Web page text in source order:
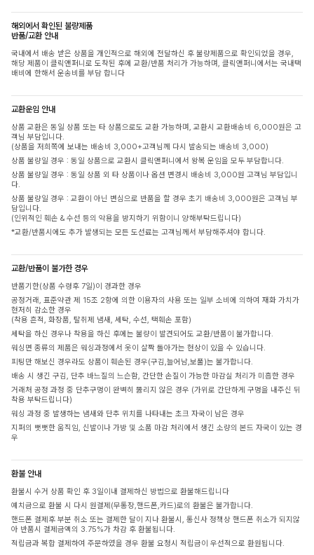
해외에서 확인된 불량제품
반품/교환 안내
국내에서 배송 받은 상품을 개인적으로 해외에 전달하신 후 불량제품으로 확인되었을 경우,
해당 제품이 클릭앤퍼니로 도착된 후에 교환/반품 처리가 가능하며, 클릭앤퍼니에서는 국내택
배비에 한해서 운송비를 부담 합니다
교환운임 안내
상품 교환은 동일 상품 또는 타 상품으로도 교환 가능하며, 교환시 교환배송비 6,000원은 고
객님 부담입니다.
(상품을 저희쪽에 보내는 배송비 3,000+고객님께 다시 발송되는 배송비 3,000)
상품 불량일 경우 : 동일 상품으로 교환시 클릭앤퍼니에서 왕복 운임을 모두 부담합니다.
상품 불량일 경우 : 동일 상품 외 타 상품이나 옵션 변경시 배송비 3,000원 고객님 부담입니
다.
상품 불량일 경우 : 교환이 아닌 변심으로 반품을 할 경우 초기 배송비 3,000원은 고객님 부
담입니다.
(인위적인 훼손 & 수선 등의 악용을 방지하기 위함이니 양해부탁드립니다)
*교환/반품시에도 추가 발생되는 모든 도선료는 고객님께서 부담해주셔야 합니다.
교환/반품이 불가한 경우
반품기한(상품 수령후 7일)이 경과한 경우
공정거래, 표준약관 제 15조 2항에 의한 이용자의 사용 또는 일부 소비에 의하여 재화 가치가
현저히 감소한 경우
(착용 흔적, 화장품, 탈취제 냄새, 세탁, 수선, 택훼손 포함)
세탁을 하신 경우나 착용을 하신 후에는 불량이 발견되어도 교환/반품이 불가합니다.
워싱면 종류의 제품은 워싱과정에서 옷이 살짝 돌아가는 현상이 있을 수 있습니다.
피팅만 해보신 경우라도 상품이 훼손된 경우(구김,늘어남,보풀)는 불가합니다.
배송 시 생긴 구김, 단추 바느질의 느슨함, 간단한 손질이 가능한 마감실 처리가 미흡한 경우
거래처 공정 과정 중 단추구멍이 완벽히 뚫리지 않은 경우 (가위로 간단하게 구멍을 내주신 뒤
착용 부탁드립니다)
워싱 과정 중 발생하는 냄새와 단추 위치를 나타내는 초크 자국이 남은 경우
지퍼의 뻣뻣한 움직임, 신발이나 가방 및 소품 마감 처리에서 생긴 소량의 본드 자국이 있는 경
우
환불 안내
환불시 수거 상품 확인 후 3일이내 결제하신 방법으로 환불해드립니다
예치금으로 환불 시 다시 원결제(무통장,핸드폰,카드)로의 환불은 불가합니다.
핸드폰 결제후 부분 취소 또는 결제한 달이 지나 환불시, 통신사 정책상 핸드폰 취소가 되지않
아 반품시 결제금액의 3.75%가 차감 후 환불됩니다.
적립금과 복합 결제하여 주문하였을 경우 환불 요청시 적립금이 우선적으로 환원됩니다.